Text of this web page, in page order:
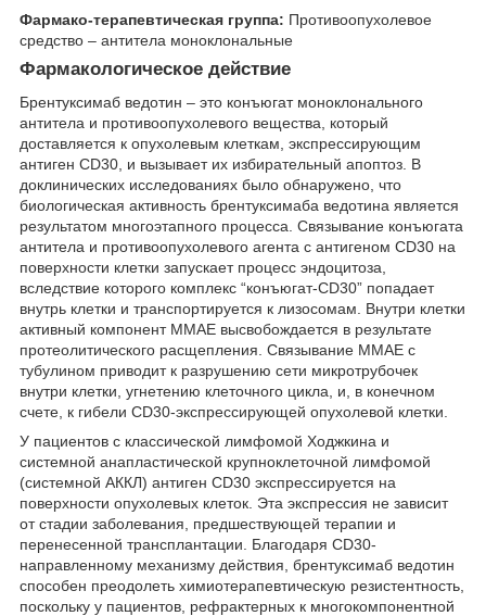
Фармако-терапевтическая группа: Противоопухолевое
средство – антитела моноклональные
Фармакологическое действие
Брентуксимаб ведотин – это конъюгат моноклонального
антитела и противоопухолевого вещества, который
доставляется к опухолевым клеткам, экспрессирующим
антиген CD30, и вызывает их избирательный апоптоз. В
доклинических исследованиях было обнаружено, что
биологическая активность брентуксимаба ведотина является
результатом многоэтапного процесса. Связывание конъюгата
антитела и противоопухолевого агента с антигеном CD30 на
поверхности клетки запускает процесс эндоцитоза,
вследствие которого комплекс “конъюгат-CD30” попадает
внутрь клетки и транспортируется к лизосомам. Внутри клетки
активный компонент ММАЕ высвобождается в результате
протеолитического расщепления. Связывание ММАЕ с
тубулином приводит к разрушению сети микротрубочек
внутри клетки, угнетению клеточного цикла, и, в конечном
счете, к гибели CD30-экспрессирующей опухолевой клетки.
У пациентов с классической лимфомой Ходжкина и
системной анапластической крупноклеточной лимфомой
(системной АККЛ) антиген CD30 экспрессируется на
поверхности опухолевых клеток. Эта экспрессия не зависит
от стадии заболевания, предшествующей терапии и
перенесенной трансплантации. Благодаря CD30-
направленному механизму действия, брентуксимаб ведотин
способен преодолеть химиотерапевтическую резистентность,
поскольку у пациентов, рефрактерных к многокомпонентной